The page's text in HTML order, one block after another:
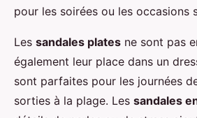
pour les soirées ou les occasions
Les sandales plates ne sont pas
également leur place dans un
sont parfaites pour les journées
sorties à la plage. Les sandales